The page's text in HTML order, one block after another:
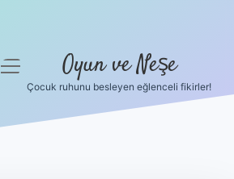
menüyü
Oyun ve Neşe
Çocuk ruhunu besleyen eğlenceli fikirler!